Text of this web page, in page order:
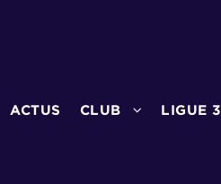
ACTUS CLUB LIGUE 3